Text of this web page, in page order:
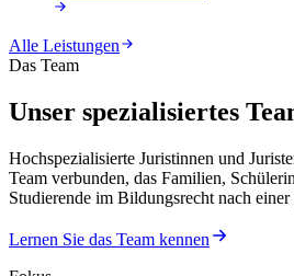
Alle Leistungen
Das Team
Unser spezialisiertes
Hochspezialisierte Juristinnen und
Team verbunden, das Familien,
Studierende im Bildungsrecht nach
Lernen Sie das Team kennen